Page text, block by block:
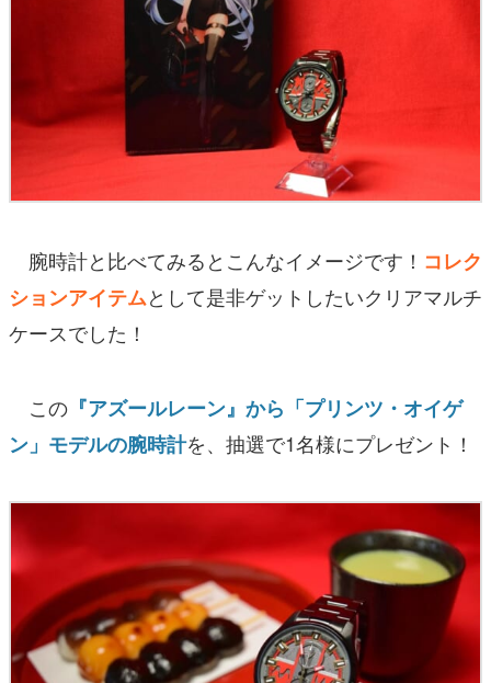
腕時計と比べてみるとこんなイメージです！ コレク
ションアイテムとして是非ゲットしたいクリアマルチ
ケースでした！
この 『アズールレーン』から「プリンツ・オイゲ
ン」モデルの腕時計を、抽選で1名様にプレゼント！